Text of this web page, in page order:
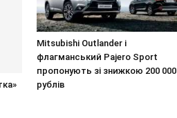
Mitsubishi Outlander і
флагманський Pajero Sport
пропонують зі знижкою 200 000
рублів